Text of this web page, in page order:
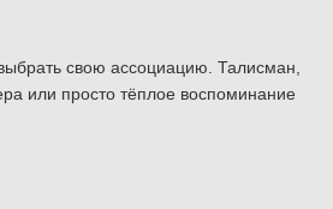
свою ассоциацию. Талисман,
или просто тёплое воспоминание